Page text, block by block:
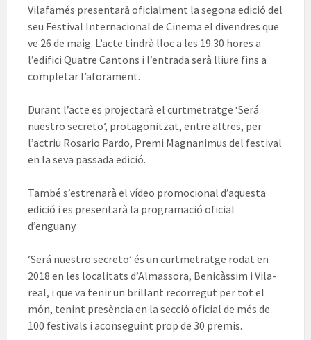
Vilafamés presentarà oficialment la segona edició del
seu Festival Internacional de Cinema el divendres que
ve 26 de maig. L’acte tindrà lloc a les 19.30 hores a
l’edifici Quatre Cantons i l’entrada serà lliure fins a
completar l’aforament.
Durant l’acte es projectarà el curtmetratge ‘Será
nuestro secreto’, protagonitzat, entre altres, per
l’actriu Rosario Pardo, Premi Magnanimus del festival
en la seva passada edició.
També s’estrenarà el vídeo promocional d’aquesta
edició i es presentarà la programació oficial
d’enguany.
‘Será nuestro secreto’ és un curtmetratge rodat en
2018 en les localitats d’Almassora, Benicàssim i Vila-
real, i que va tenir un brillant recorregut per tot el
món, tenint presència en la secció oficial de més de
100 festivals i aconseguint prop de 30 premis.